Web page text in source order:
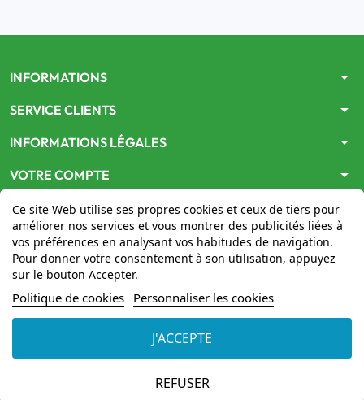
INFORMATIONS arrow_drop_down
SERVICE CLIENTS arrow_drop_down
INFORMATIONS LÉGALES arrow_drop_down
VOTRE COMPTE arrow_drop_down
Ce site Web utilise ses propres cookies et ceux de tiers pour
améliorer nos services et vous montrer des publicités liées à
vos préférences en analysant vos habitudes de navigation.
Pour donner votre consentement à son utilisation, appuyez
sur le bouton Accepter.
Politique de cookies Personnaliser les cookies
REFUSER
J'ACCEPTE
www.mon-pharmacien-conseil.com
par le Ministère de la Santépour la vente en ligne de
médicaments. Vérifiez-le en cliquantici
© 2026 - Mon Pharmacien conseil